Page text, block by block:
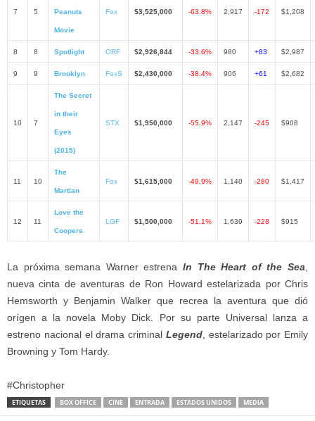
7 5 Peanuts
Movie
Fox $3,525,000 -63.8% 2,917 -172 $1,208
8 8 Spotlight ORF $2,926,844 -33.6% 980 +83 $2,987
9 9 Brooklyn FoxS $2,430,000 -38.4% 906 +61 $2,682
10 7
The Secret
in their
Eyes
(2015)
STX $1,950,000 -55.9% 2,147 -245 $908
11 10
The
Martian
Fox $1,615,000 -49.9% 1,140 -280 $1,417
12 11
Love the
Coopers
LGF $1,500,000 -51.1% 1,639 -228 $915
La próxima semana Warner estrena In The Heart of the Sea
nueva cinta de aventuras de Ron Howard estelarizada por Chris
Hemsworth y Benjamin Walker que recrea la aventura que dió
orígen a la novela Moby Dick. Por su parte Universal lanza a
estreno nacional el drama criminal Legend, estelarizado por Emily
Browning y Tom Hardy.
#Christopher
ETIQUETAS BOX OFFICE CINE ENTRADA ESTADOS UNIDOS MEDIA